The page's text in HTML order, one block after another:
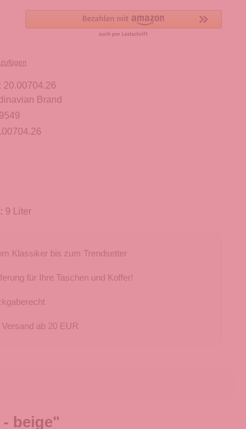
20.00704.26
Brand
9 Liter
Klassiker bis zum Trendsetter
für Ihre Taschen und Koffer!
ab 20 EUR
beige"